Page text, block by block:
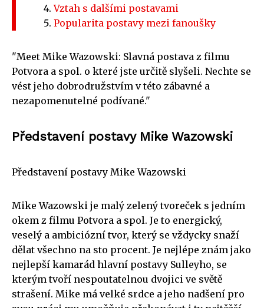
Vztah s dalšími postavami
Popularita postavy mezi fanoušky
"Meet Mike Wazowski: Slavná postava z filmu
Potvora a spol. o které jste určitě slyšeli. Nechte se
vést jeho dobrodružstvím v této zábavné a
nezapomenutelné podívané."
Představení postavy Mike Wazowski
Představení postavy Mike Wazowski
Mike Wazowski je malý zelený tvoreček s jedním
okem z filmu Potvora a spol. Je to energický,
veselý a ambiciózní tvor, který se vždycky snaží
dělat všechno na sto procent. Je nejlépe znám jako
nejlepší kamarád hlavní postavy Sulleyho, se
kterým tvoří nespoutatelnou dvojici ve světě
strašení. Mike má velké srdce a jeho nadšení pro